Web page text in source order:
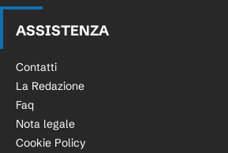
ASSISTENZA
Contatti
La Redazione
Faq
Nota legale
Cookie Policy